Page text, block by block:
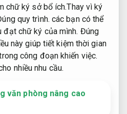
chữ ký sở bổ ích.Thay vì ký
quy trình. các bạn có thể
đạt chữ ký của mình. Đúng
này giúp tiết kiệm thời gian
công đoạn khiến việc.
nhiều nhu cầu.
văn phòng nâng cao